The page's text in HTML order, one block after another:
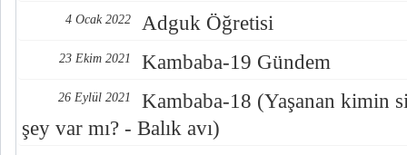
4 Ocak 2022 Adguk Öğretisi
23 Ekim 2021 Kambaba-19 Gündem
26 Eylül 2021
Kambaba-18 (Yaşanan kimin
şey var mı? - Balık avı)